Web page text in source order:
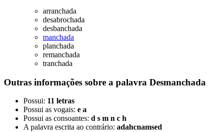
arranchada
desabrochada
desbanchada
manchada
planchada
remanchada
tranchada
Outras informações sobre a palavra Desmanchada
Possui: 11 letras
Possui as vogais: e a
Possui as consoantes: d s m n c h
A palavra escrita ao contrário: adahcnamsed